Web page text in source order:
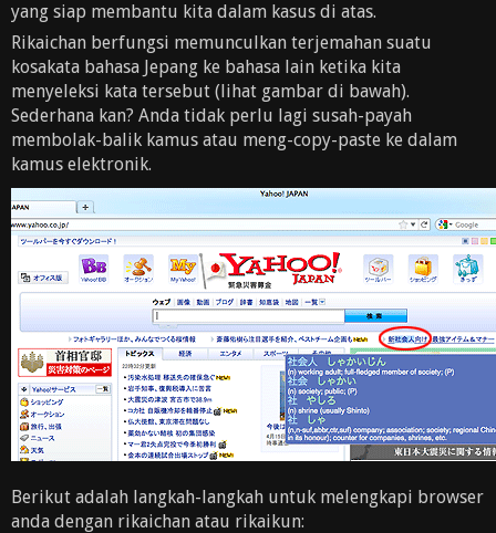
yang siap membantu kita dalam kasus di atas.
Rikaichan berfungsi memunculkan terjemahan suatu
kosakata bahasa Jepang ke bahasa lain ketika kita
menyeleksi kata tersebut (lihat gambar di bawah).
Sederhana kan? Anda tidak perlu lagi susah-payah
membolak-balik kamus atau meng-copy-paste ke dalam
kamus elektronik.
Berikut adalah langkah-langkah untuk melengkapi browser
anda dengan rikaichan atau rikaikun: